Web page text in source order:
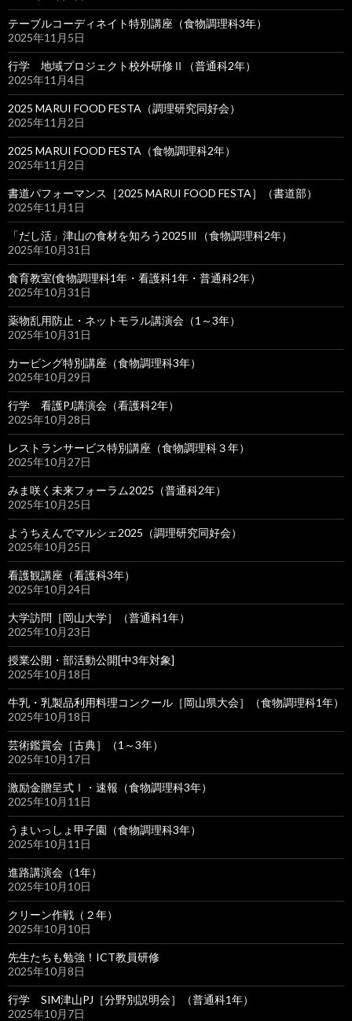
テーブルコーディネイト特別講座（食物調理科3年）
2025年11月5日
行学 地域プロジェクト校外研修Ⅱ（普通科2年）
2025年11月4日
2025 MARUI FOOD FESTA（調理研究同好会）
2025年11月2日
2025 MARUI FOOD FESTA（食物調理科2年）
2025年11月2日
書道パフォーマンス［2025 MARUI FOOD FESTA］（書道部）
2025年11月1日
「だし活」津山の食材を知ろう2025Ⅲ（食物調理科2年）
2025年10月31日
食育教室(食物調理科1年・看護科1年・普通科2年）
2025年10月31日
薬物乱用防止・ネットモラル講演会（1～3年）
2025年10月31日
カービング特別講座（食物調理科3年）
2025年10月29日
行学 看護PJ講演会（看護科2年）
2025年10月28日
レストランサービス特別講座（食物調理科３年）
2025年10月27日
みま咲く未来フォーラム2025（普通科2年）
2025年10月25日
ようちえんでマルシェ2025（調理研究同好会）
2025年10月25日
看護観講座（看護科3年）
2025年10月24日
大学訪問［岡山大学］（普通科1年）
2025年10月23日
授業公開・部活動公開[中3年対象]
2025年10月18日
牛乳・乳製品利用料理コンクール［岡山県大会］（食物調理科1年）
2025年10月18日
芸術鑑賞会［古典］（1～3年）
2025年10月17日
激励金贈呈式Ⅰ・速報（食物調理科3年）
2025年10月11日
うまいっしょ甲子園（食物調理科3年）
2025年10月11日
進路講演会（1年）
2025年10月10日
クリーン作戦（２年）
2025年10月10日
先生たちも勉強！ICT教員研修
2025年10月8日
行学 SIM津山PJ［分野別説明会］（普通科1年）
2025年10月7日